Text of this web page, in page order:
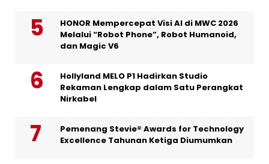
HONOR Mempercepat Visi AI di MWC 2026
Melalui “Robot Phone”, Robot Humanoid,
dan Magic V6
Hollyland MELO P1 Hadirkan Studio
Rekaman Lengkap dalam Satu Perangkat
Nirkabel
Pemenang Stevie® Awards for Technology
Excellence Tahunan Ketiga Diumumkan